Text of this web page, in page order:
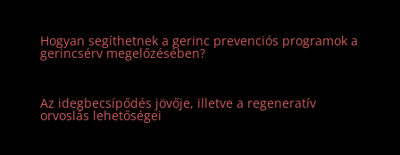
Hogyan segíthetnek a gerinc prevenciós programok a
gerincsérv megelőzésében?
Az idegbecsípődés jövője, illetve a regeneratív
orvoslás lehetőségei